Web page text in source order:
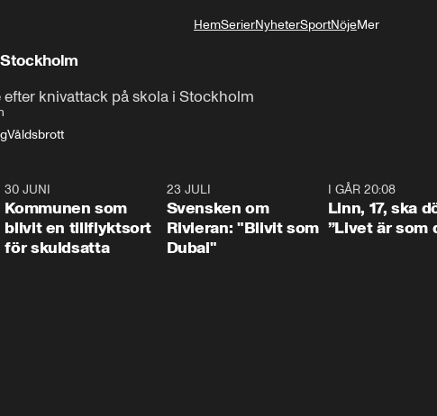
HemSerierNyheterSportNöjeMer
knivattack på skola i Stockholm
Våldsbrott
30 JUNI
Kommunen som
blivit en tillflyktsort
för skuldsatta
23 JULI
Svensken om
Rivieran: "Blivit som
Dubai"
I GÅR 20:08
Linn, 17, ska
”Livet är som